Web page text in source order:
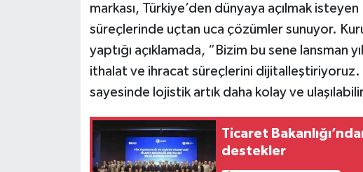
markası, Türkiye’den dünyaya açılmak
süreçlerinde uçtan uca çözümler sunuyor.
yaptığı açıklamada, “Bizim bu sene lansman
ithalat ve ihracat süreçlerini
sayesinde lojistik artık daha kolay ve
Ticaret
destekler